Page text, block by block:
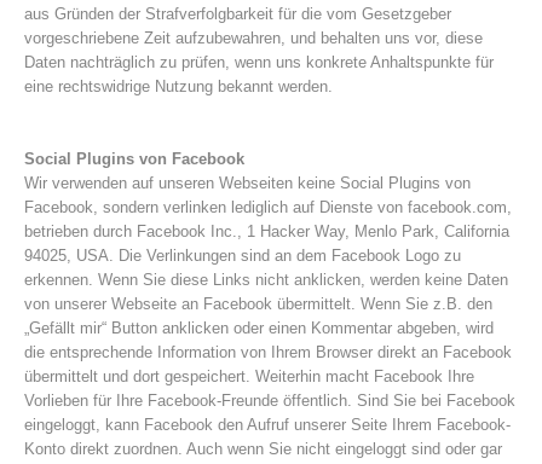
Alarmierung
aus Gründen der Strafverfolgbarkeit für die vom Gesetzgeber
vorgeschriebene Zeit aufzubewahren, und behalten uns vor, diese
Daten nachträglich zu prüfen, wenn uns konkrete Anhaltspunkte für
eine rechtswidrige Nutzung bekannt werden.
Social Plugins von Facebook
Wir verwenden auf unseren Webseiten keine Social Plugins von
Facebook, sondern verlinken lediglich auf Dienste von facebook.com,
betrieben durch Facebook Inc., 1 Hacker Way, Menlo Park, California
94025, USA. Die Verlinkungen sind an dem Facebook Logo zu
erkennen. Wenn Sie diese Links nicht anklicken, werden keine Daten
von unserer Webseite an Facebook übermittelt. Wenn Sie z.B. den
„Gefällt mir“ Button anklicken oder einen Kommentar abgeben, wird
die entsprechende Information von Ihrem Browser direkt an Facebook
übermittelt und dort gespeichert. Weiterhin macht Facebook Ihre
Vorlieben für Ihre Facebook-Freunde öffentlich. Sind Sie bei Facebook
eingeloggt, kann Facebook den Aufruf unserer Seite Ihrem Facebook-
Konto direkt zuordnen. Auch wenn Sie nicht eingeloggt sind oder gar